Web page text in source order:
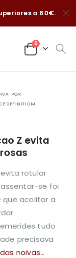
a 60€.
0
POR-
DEFINITIOM
Z evita
rotular
se foi
acolitar a
tudo
precisava
noivas...